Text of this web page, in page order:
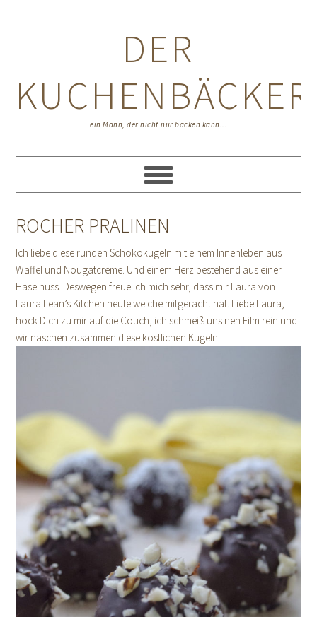
DER
KUCHENBÄCKER
ein Mann, der nicht nur backen kann...
ROCHER PRALINEN
Ich liebe diese runden Schokokugeln mit einem Innenleben aus
Waffel und Nougatcreme. Und einem Herz bestehend aus einer
Haselnuss. Deswegen freue ich mich sehr, dass mir Laura von
Laura Lean’s Kitchen heute welche mitgeracht hat. Liebe Laura,
hock Dich zu mir auf die Couch, ich schmeiß uns nen Film rein und
wir naschen zusammen diese köstlichen Kugeln.